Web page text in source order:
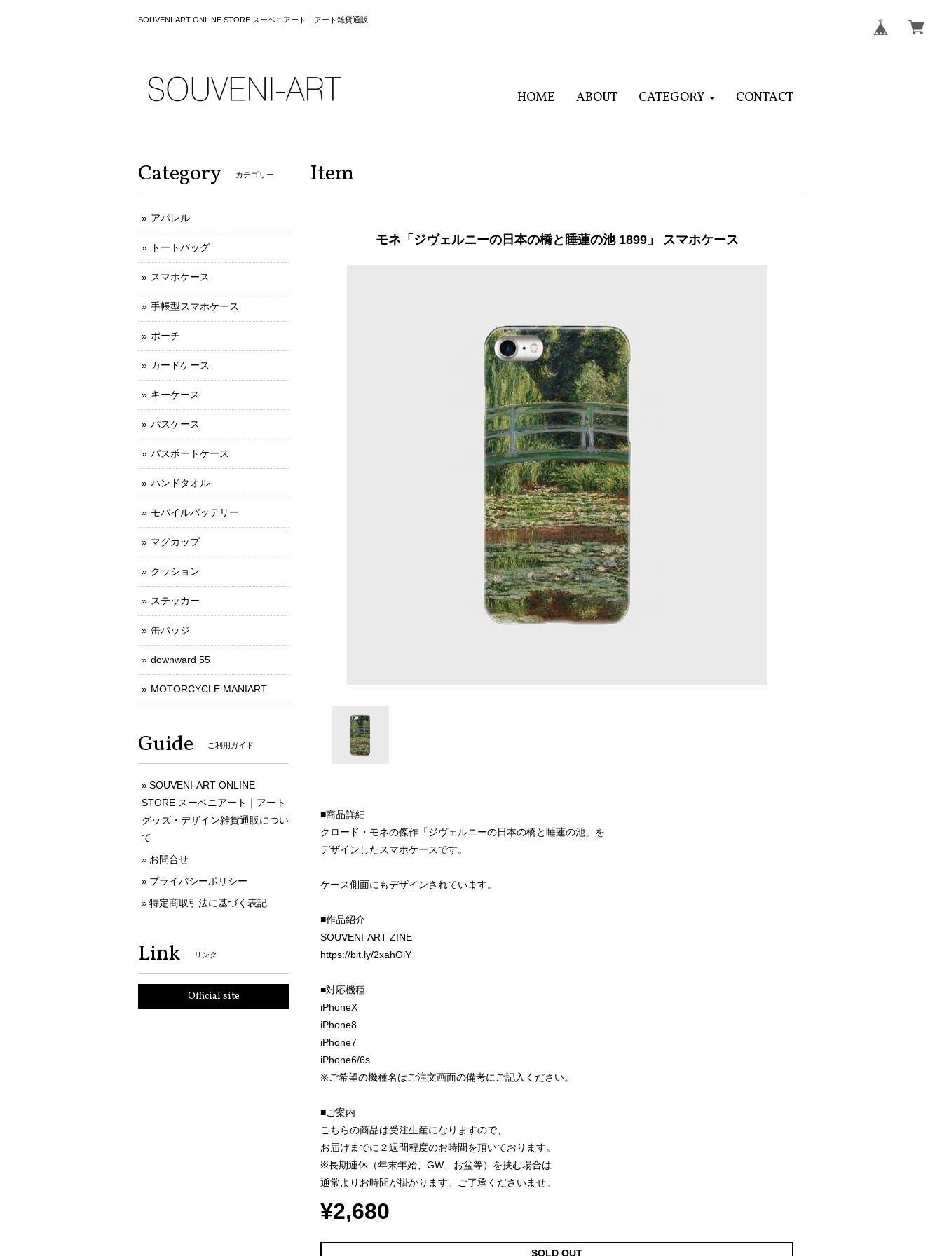
SOUVENI-ART ONLINE STORE スーベニアート｜アート雑貨通販
HOME ABOUT CATEGORY CONTACT
Item
モネ「ジヴェルニーの日本の橋と睡蓮の池 1899」 スマホケース
■商品詳細
クロード・モネの傑作「ジヴェルニーの日本の橋と睡蓮の池」を
デザインしたスマホケースです。
ケース側面にもデザインされています。
■作品紹介
SOUVENI-ART ZINE
https://bit.ly/2xahOiY
■対応機種
iPhoneX
iPhone8
iPhone7
iPhone6/6s
※ご希望の機種名はご注文画面の備考にご記入ください。
■ご案内
こちらの商品は受注生産になりますので、
お届けまでに２週間程度のお時間を頂いております。
※長期連休（年末年始、GW、お盆等）を挟む場合は
通常よりお時間が掛かります。ご了承くださいませ。
¥2,680
SOLD OUT
Category カテゴリー
アパレル
トートバッグ
スマホケース
手帳型スマホケース
ポーチ
カードケース
キーケース
パスケース
パスポートケース
ハンドタオル
モバイルバッテリー
マグカップ
クッション
ステッカー
缶バッジ
downward 55
MOTORCYCLE MANIART
Guide ご利用ガイド
SOUVENI-ART ONLINE
STORE スーベニアート｜アート
グッズ・デザイン雑貨通販につい
て
お問合せ
プライバシーポリシー
特定商取引法に基づく表記
Link リンク
Official site